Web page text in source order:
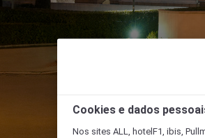
Cookies e dados
Nos sites ALL, hotelF1, ibis,